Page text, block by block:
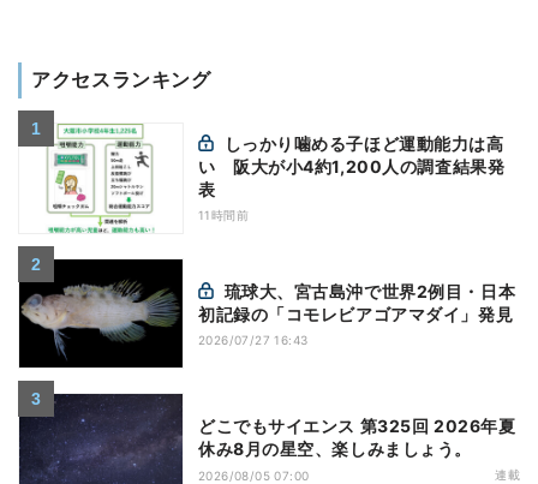
アクセスランキング
い 阪大が小4約1,200人の調査結果発
表
11時間前
初記録の「コモレビアゴアマダイ」発見
2026/07/27 16:43
どこでもサイエンス 第325回 2026年夏
休み8月の星空、楽しみましょう。
2026/08/05 07:00 連載